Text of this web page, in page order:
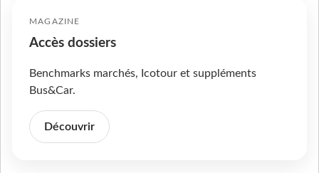
MAGAZINE
Accès dossiers
Benchmarks marchés, Icotour et suppléments
Bus&Car.
Découvrir